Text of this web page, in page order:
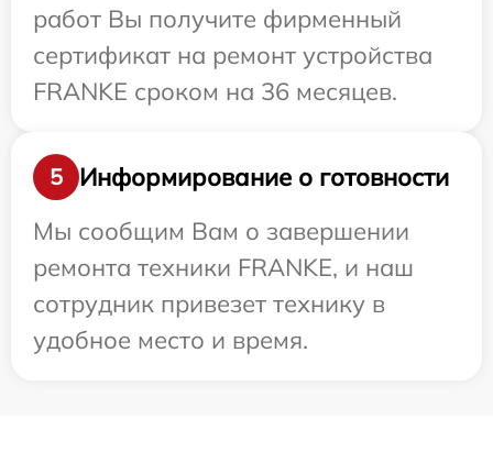
работ Вы получите фирменный
сертификат на ремонт устройства
FRANKE сроком на 36 месяцев.
5
Информирование о готовности
Мы сообщим Вам о завершении
ремонта техники FRANKE, и наш
сотрудник привезет технику в
удобное место и время.